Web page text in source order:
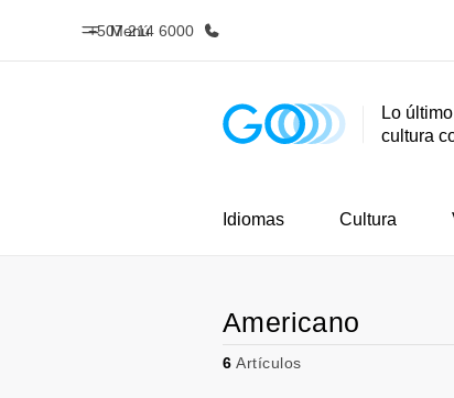
Menú
+507 214 6000
Inicio
Lo
cultura
Idiomas Cultura
Americano
6 Artículos